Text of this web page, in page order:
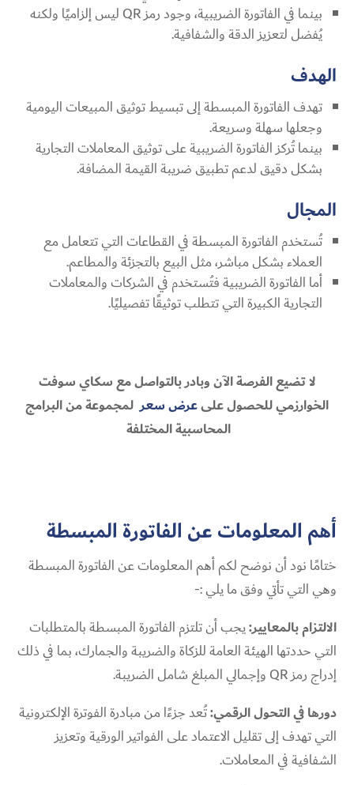
بينما في الفاتورة الضريبية، وجود رمز QR ليس إلزاميًا ولكنه
يُفضل لتعزيز الدقة والشفافية.
الهدف
تهدف الفاتورة المبسطة إلى تبسيط توثيق المبيعات اليومية
وجعلها سهلة وسريعة.
بينما تُركز الفاتورة الضريبية على توثيق المعاملات التجارية
بشكل دقيق لدعم تطبيق ضريبة القيمة المضافة.
المجال
تُستخدم الفاتورة المبسطة في القطاعات التي تتعامل مع
العملاء بشكل مباشر، مثل البيع بالتجزئة والمطاعم.
أما الفاتورة الضريبية فتُستخدم في الشركات والمعاملات
التجارية الكبيرة التي تتطلب توثيقًا تفصيليًا.
لا تضيع الفرصة الآن وبادر بالتواصل مع سكاي سوفت
الخوارزمي للحصول علىعرض سعر لمجموعة من البرامج
المحاسبية المختلفة
أهم المعلومات عن الفاتورة المبسطة
ختامًا نود أن نوضح لكم أهم المعلومات عن الفاتورة المبسطة
وهي التي تأتي وفق ما يلي :-
الالتزام بالمعايير:يجب أن تلتزم الفاتورة المبسطة بالمتطلبات
التي حددتها الهيئة العامة للزكاة والضريبة والجمارك، بما في ذلك
إدراج رمز QR وإجمالي المبلغ شامل الضريبة.
دورها في التحول الرقمي:تُعد جزءًا من مبادرة الفوترة الإلكترونية
التي تهدف إلى تقليل الاعتماد على الفواتير الورقية وتعزيز
الشفافية في المعاملات.